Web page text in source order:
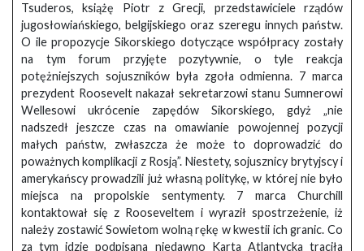
Tsuderos, książę Piotr z Grecji, przedstawiciele rządów
jugosłowiańskiego, belgijskiego oraz szeregu innych państw.
O ile propozycje Sikorskiego dotyczące współpracy zostały
na tym forum przyjęte pozytywnie, o tyle reakcja
potężniejszych sojuszników była zgoła odmienna. 7 marca
prezydent Roosevelt nakazał sekretarzowi stanu Sumnerowi
Wellesowi ukrócenie zapędów Sikorskiego, gdyż „nie
nadszedł jeszcze czas na omawianie powojennej pozycji
małych państw, zwłaszcza że może to doprowadzić do
poważnych komplikacji z Rosją”. Niestety, sojusznicy brytyjscy i
amerykańscy prowadzili już własną politykę, w której nie było
miejsca na propolskie sentymenty. 7 marca Churchill
kontaktował się z Rooseveltem i wyraził spostrzeżenie, iż
należy zostawić Sowietom wolną rękę w kwestii ich granic. Co
za tym idzie podpisana niedawno Karta Atlantycka traciła